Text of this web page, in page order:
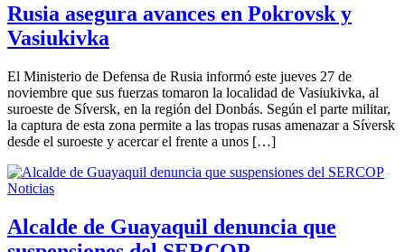
Rusia asegura avances en Pokrovsk y
Vasiukivka
El Ministerio de Defensa de Rusia informó este jueves 27 de
noviembre que sus fuerzas tomaron la localidad de Vasiukivka, al
suroeste de Síversk, en la región del Donbás. Según el parte militar,
la captura de esta zona permite a las tropas rusas amenazar a Síversk
desde el suroeste y acercar el frente a unos […]
Noticias
Alcalde de Guayaquil denuncia que